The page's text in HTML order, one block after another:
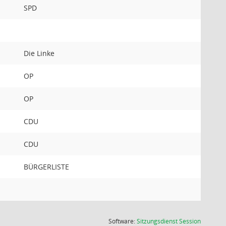
SPD
Die Linke
OP
OP
CDU
CDU
BÜRGERLISTE
Software:SitzungsdienstSession(Wird in